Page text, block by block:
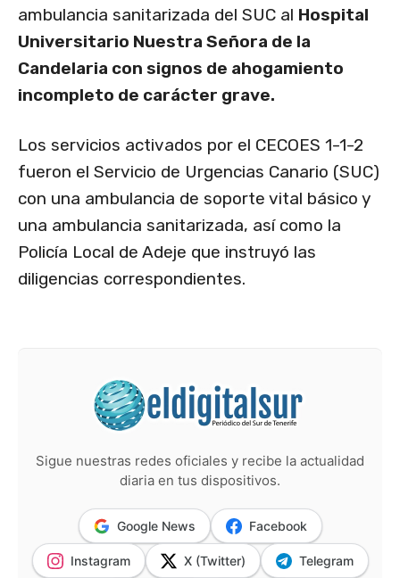
ambulancia sanitarizada del SUC al Hospital
Universitario Nuestra Señora de la
Candelaria con signos de ahogamiento
incompleto de carácter grave.
Los servicios activados por el CECOES 1-1-2
fueron el Servicio de Urgencias Canario (SUC)
con una ambulancia de soporte vital básico y
una ambulancia sanitarizada, así como la
Policía Local de Adeje que instruyó las
diligencias correspondientes.
Sigue nuestras redes oficiales y recibe la actualidad
diaria en tus dispositivos.
Google News Facebook
Instagram X (Twitter) Telegram